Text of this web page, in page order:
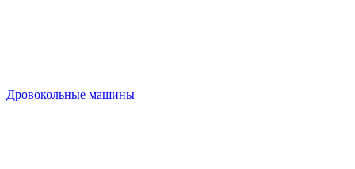
Дровокольные машины